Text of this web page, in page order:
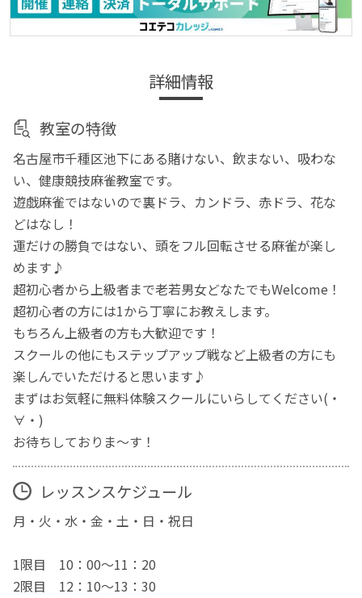
詳細情報
教室の特徴
名古屋市千種区池下にある賭けない、飲まない、吸わな
い、健康競技麻雀教室です。
遊戯麻雀ではないので裏ドラ、カンドラ、赤ドラ、花な
どはなし！
運だけの勝負ではない、頭をフル回転させる麻雀が楽し
めます♪
超初心者から上級者まで老若男女どなたでもWelcome！
超初心者の方には1から丁寧にお教えします。
もちろん上級者の方も大歓迎です！
スクールの他にもステップアップ戦など上級者の方にも
楽しんでいただけると思います♪
まずはお気軽に無料体験スクールにいらしてください(・
∀・)
お待ちしておりま～す！
レッスンスケジュール
月・火・水・金・土・日・祝日
1限目 10：00～11：20
2限目 12：10～13：30